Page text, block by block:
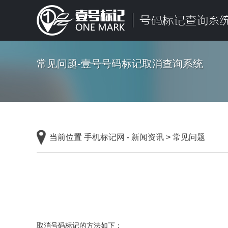
常见问题-壹号号码标记取消查询系统
当前位置 手机标记网 - 新闻资讯 > 常见问题
取消号码标记的方法如下：